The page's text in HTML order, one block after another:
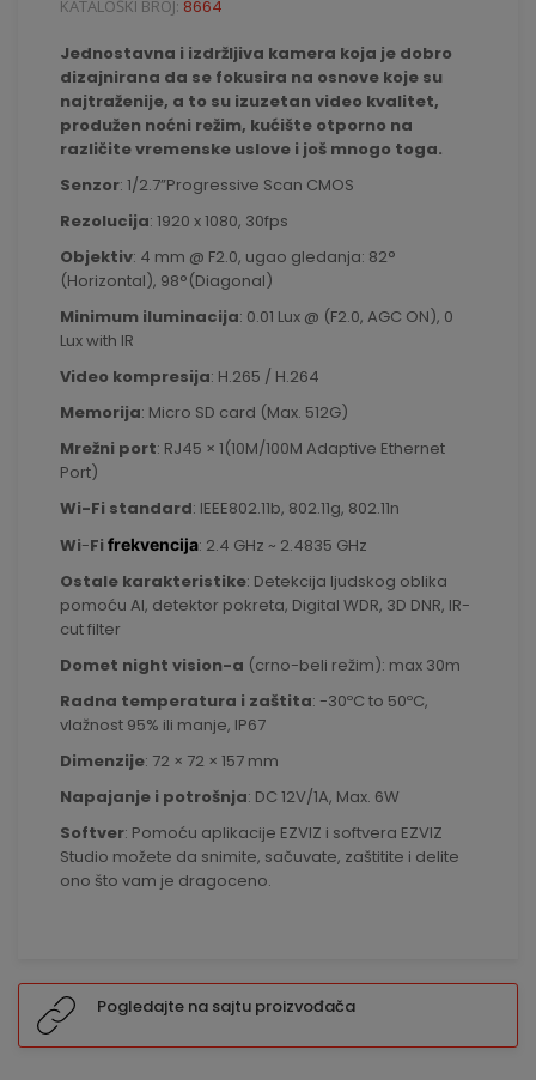
KATALOŠKI BROJ: 8664
Jednostavna i izdržljiva kamera koja je dobro
dizajnirana da se fokusira na osnove koje su
najtraženije, a to su izuzetan video kvalitet,
produžen noćni režim, kućište otporno na
različite vremenske uslove i još mnogo toga.
Senzor: 1/2.7”Progressive Scan CMOS
Rezolucija: 1920 x 1080, 30fps
Objektiv: 4 mm @ F2.0, ugao gledanja: 82°
(Horizontal), 98°(Diagonal)
Minimum iluminacija: 0.01 Lux @ (F2.0, AGC ON), 0
Lux with IR
Video kompresija: H.265 / H.264
Memorija: Micro SD card (Max. 512G)
Mrežni port: RJ45 × 1(10M/100M Adaptive Ethernet
Port)
Wi-Fi standard: IEEE802.11b, 802.11g, 802.11n
Wi-Fi frekvencija: 2.4 GHz ~ 2.4835 GHz
Ostale karakteristike: Detekcija ljudskog oblika
pomoću AI, detektor pokreta, Digital WDR, 3D DNR, IR-
cut filter
Domet night vision-a (crno-beli režim): max 30m
Radna temperatura i zaštita: -30ºC to 50ºC,
vlažnost 95% ili manje, IP67
Dimenzije: 72 × 72 × 157 mm
Napajanje i potrošnja: DC 12V/1A, Max. 6W
Softver: Pomoću aplikacije EZVIZ i softvera EZVIZ
Studio možete da snimite, sačuvate, zaštitite i delite
ono što vam je dragoceno.
Pogledajte na sajtu proizvođača